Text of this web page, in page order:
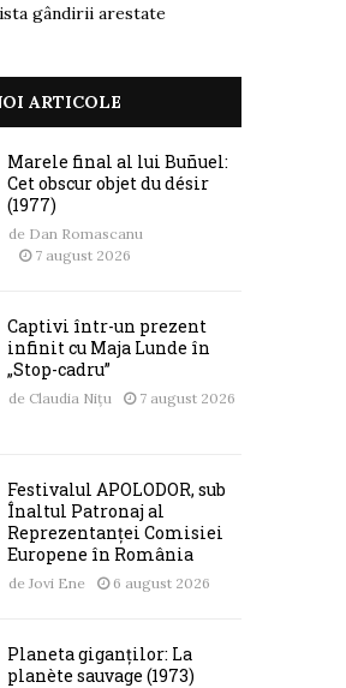
gândirii arestate
ARTICOLE
Marele final al lui Buñuel:
Cet obscur objet du désir
(1977)
de Dan Romascanu
7 august 2026
Captivi într-un prezent
infinit cu Maja Lunde în
„Stop-cadru”
de Claudia Nițu 7 august 2026
Festivalul APOLODOR, sub
Înaltul Patronaj al
Reprezentanței Comisiei
Europene în România
de Jovi Ene 6 august 2026
Planeta giganților: La
planète sauvage (1973)